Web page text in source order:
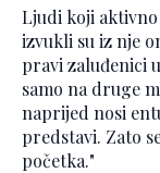
Ljudi koji
izvukli su iz nje
pravi zaluđenici
samo na druge
naprijed nosi
predstavi. Zato
početka."